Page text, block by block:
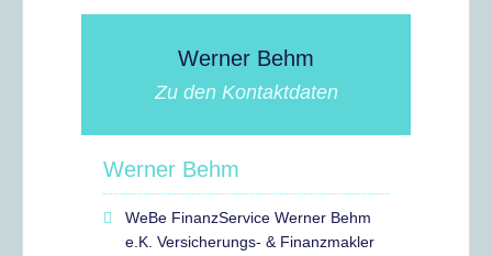
Werner Behm
Zu den Kontaktdaten
Werner Behm
WeBe FinanzService Werner Behm
e.K. Versicherungs- & Finanzmakler